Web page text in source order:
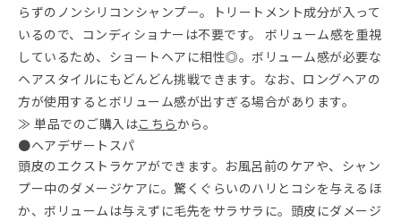
らずのノンシリコンシャンプー。トリートメント成分が入って
いるので、コンディショナーは不要です。 ボリューム感を重視
しているため、ショートヘアに相性◎。ボリューム感が必要な
ヘアスタイルにもどんどん挑戦できます。なお、ロングヘアの
方が使用するとボリューム感が出すぎる場合があります。
≫ 単品でのご購入はこちらから。
●ヘアデザートスパ
頭皮のエクストラケアができます。お風呂前のケアや、シャン
プー中のダメージケアに。驚くぐらいのハリとコシを与えるほ
か、ボリュームは与えずに毛先をサラサラに。頭皮にダメージ